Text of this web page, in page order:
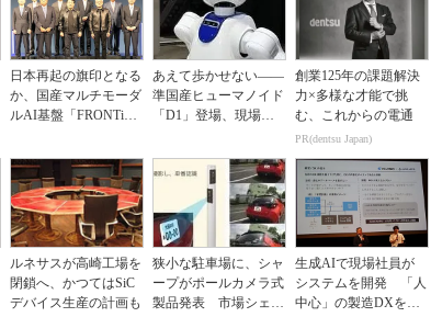
日本再起の旗印となる
か、国産マルチモーダ
ルAI基盤「FRONTi
あえて歩かせない――
準国産ヒューマノイド
「D1」登場、現場稼
創業125年の課題解決
力×多様な才能で挑
む、これからの電通
PR(dentsu Japan)
ルネサスが高崎工場を
閉鎖へ、かつてはSiC
デバイス生産の計画も
狭小な駐車場に、シャ
ープがポールカメラ式
製品発表 市場シェア
生成AIで現場社員が
システムを開発 「人
中心」の製造DXを自